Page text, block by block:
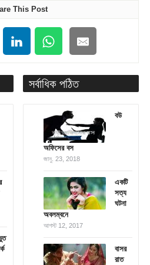
This Post
সর্বাধিক পঠিত
বউ
অফিসের বস
জানু. 23, 2018
একটি
সত্য
ঘটনা
অবলম্বনে
আগস্ট 12, 2017
বাসর
রাত